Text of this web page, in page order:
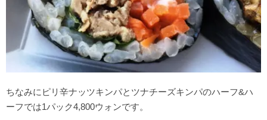
ちなみにピリ辛ナッツキンパとツナチーズキンパのハーフ&ハ
ーフでは1パック4,800ウォンです。